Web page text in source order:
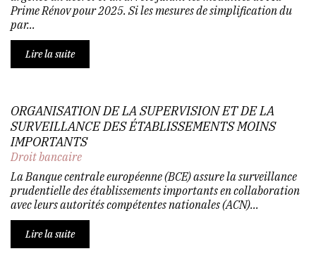
Prime Rénov pour 2025. Si les mesures de simplification du
par...
Lire la suite
ORGANISATION DE LA SUPERVISION ET DE LA
SURVEILLANCE DES ÉTABLISSEMENTS MOINS
IMPORTANTS
Droit bancaire
La Banque centrale européenne (BCE) assure la surveillance
prudentielle des établissements importants en collaboration
avec leurs autorités compétentes nationales (ACN)...
Lire la suite